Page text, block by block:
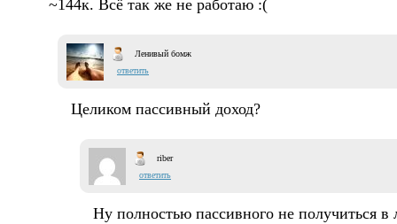
~144к. Всё так же не работаю :(
Ленивый бомж
ответить
Целиком пассивный доход?
riber
ответить
Ну полностью пассивного не получиться в